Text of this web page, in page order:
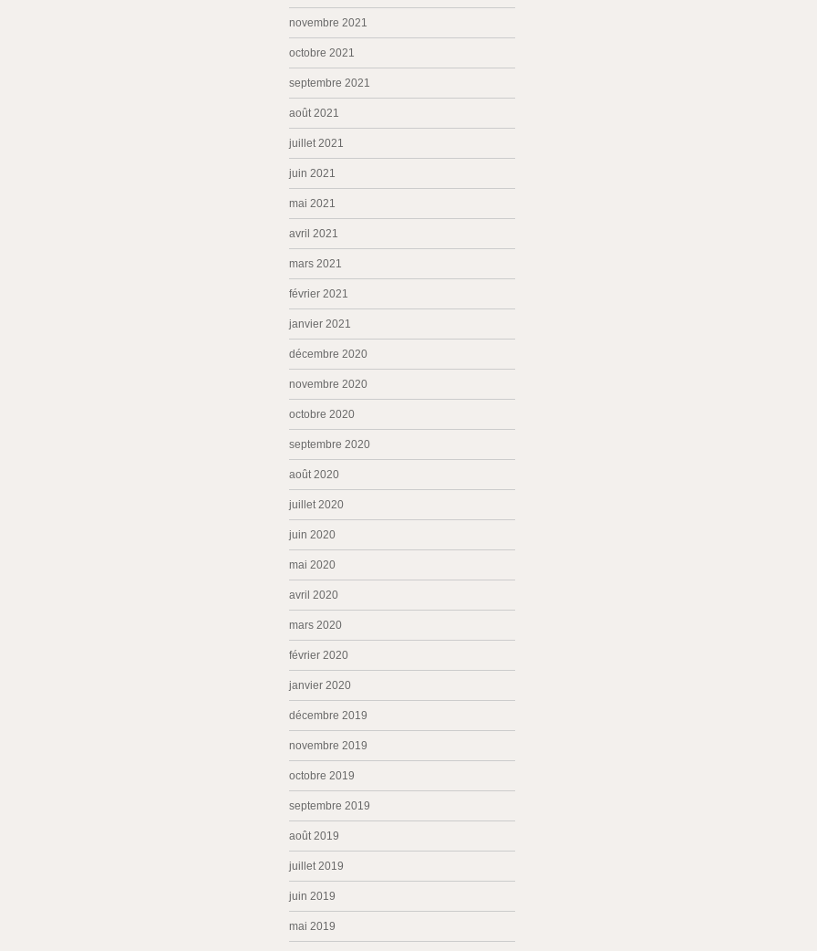
novembre 2021
octobre 2021
septembre 2021
août 2021
juillet 2021
juin 2021
mai 2021
avril 2021
mars 2021
février 2021
janvier 2021
décembre 2020
novembre 2020
octobre 2020
septembre 2020
août 2020
juillet 2020
juin 2020
mai 2020
avril 2020
mars 2020
février 2020
janvier 2020
décembre 2019
novembre 2019
octobre 2019
septembre 2019
août 2019
juillet 2019
juin 2019
mai 2019